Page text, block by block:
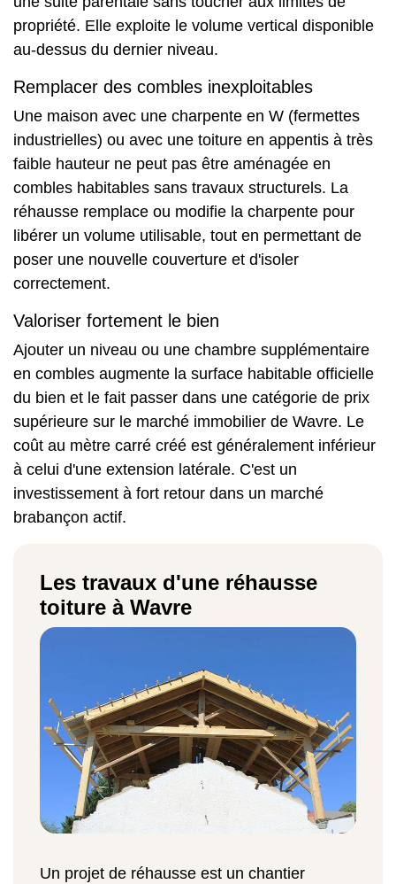
propriété. Elle exploite le volume vertical disponible
au-dessus du dernier niveau.
Remplacer des combles inexploitables
Une maison avec une charpente en W (fermettes
industrielles) ou avec une toiture en appentis à très
faible hauteur ne peut pas être aménagée en
combles habitables sans travaux structurels. La
réhausse remplace ou modifie la charpente pour
libérer un volume utilisable, tout en permettant de
poser une nouvelle couverture et d'isoler
correctement.
Valoriser fortement le bien
Ajouter un niveau ou une chambre supplémentaire
en combles augmente la surface habitable officielle
du bien et le fait passer dans une catégorie de prix
supérieure sur le marché immobilier de Wavre. Le
coût au mètre carré créé est généralement inférieur
à celui d'une extension latérale. C'est un
investissement à fort retour dans un marché
brabançon actif.
Les travaux d'une réhausse
toiture à Wavre
Un projet de réhausse est un chantier